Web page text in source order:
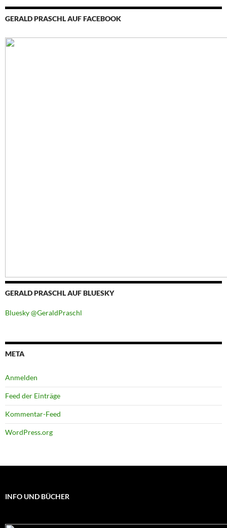
GERALD PRASCHL AUF FACEBOOK
GERALD PRASCHL AUF BLUESKY
Bluesky @GeraldPraschl
META
Anmelden
Feed der Einträge
Kommentar-Feed
WordPress.org
INFO UND BÜCHER